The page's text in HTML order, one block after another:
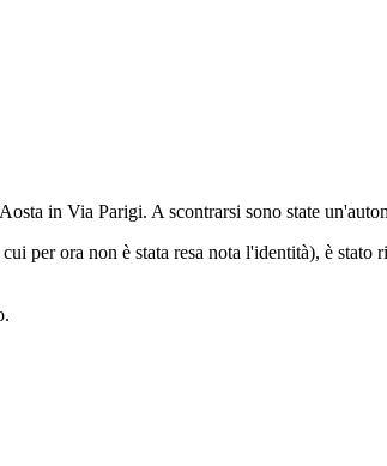
in Via Parigi. A scontrarsi sono state
per ora non è stata resa nota l'identità), è